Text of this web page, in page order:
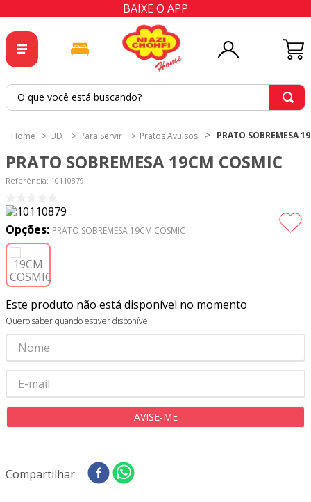
BAIXE O APP
O que você está buscando?
UD Para Servir Pratos Avulsos PRATO SOBREMESA
PRATO SOBREMESA 19CM COSMIC
Referência: 10110879
Opções: PRATO SOBREMESA 19CM COSMIC
Este produto não está disponível no momento
Quero saber quando estiver disponível
Compartilhar
2º
tapete
4 º
tapetes
5º
tecido percal
6º
tecido tricoline
8º
tecido oxford
9 º
10º tecidos